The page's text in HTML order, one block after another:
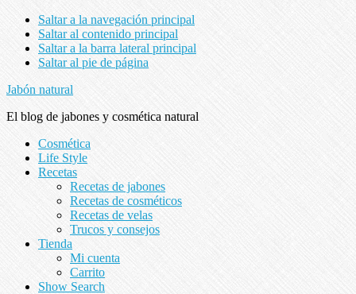
Saltar a la navegación principal
Saltar al contenido principal
Saltar a la barra lateral principal
Saltar al pie de página
Jabón natural
El blog de jabones y cosmética natural
Cosmética
Life Style
Recetas
Recetas de jabones
Recetas de cosméticos
Recetas de velas
Trucos y consejos
Tienda
Mi cuenta
Carrito
Show Search